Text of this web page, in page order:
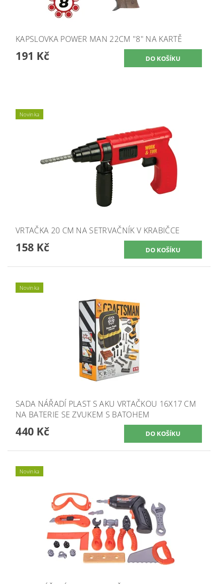
KAPSLOVKA POWER MAN 22CM "8" NA KARTĚ
191 Kč
Novinka
VRTAČKA 20 CM NA SETRVAČNÍK V KRABIČCE
158 Kč
Novinka
SADA NÁŘADÍ PLAST S AKU VRTAČKOU 16X17 CM
NA BATERIE SE ZVUKEM S BATOHEM
440 Kč
Novinka